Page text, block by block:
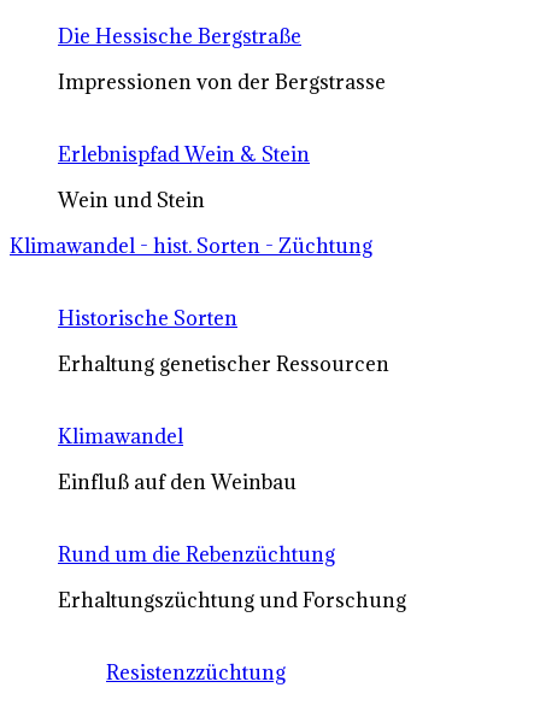
Die Hessische Bergstraße
Impressionen von der Bergstrasse
Erlebnispfad Wein & Stein
Wein und Stein
Klimawandel - hist. Sorten - Züchtung
Historische Sorten
Erhaltung genetischer Ressourcen
Klimawandel
Einfluß auf den Weinbau
Rund um die Rebenzüchtung
Erhaltungszüchtung und Forschung
Resistenzzüchtung